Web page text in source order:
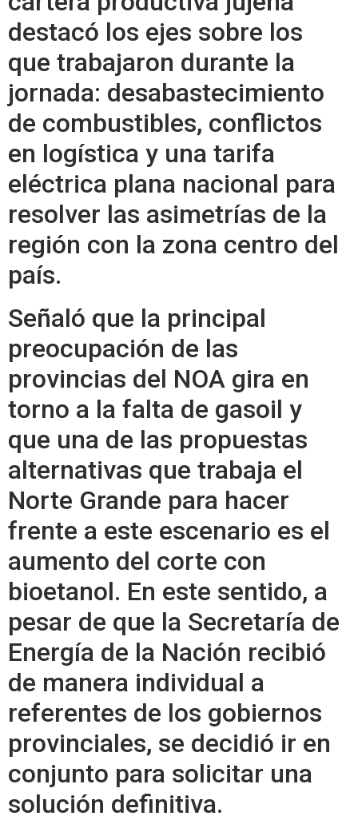
destacó los ejes sobre los
que trabajaron durante la
jornada: desabastecimiento
de combustibles, conflictos
en logística y una tarifa
eléctrica plana nacional para
resolver las asimetrías de la
región con la zona centro del
país.
Señaló que la principal
preocupación de las
provincias del NOA gira en
torno a la falta de gasoil y
que una de las propuestas
alternativas que trabaja el
Norte Grande para hacer
frente a este escenario es el
aumento del corte con
bioetanol. En este sentido, a
pesar de que la Secretaría de
Energía de la Nación recibió
de manera individual a
referentes de los gobiernos
provinciales, se decidió ir en
conjunto para solicitar una
solución definitiva.